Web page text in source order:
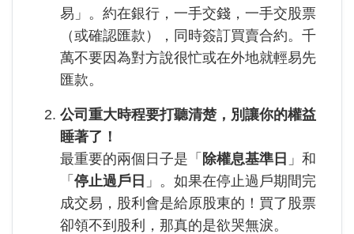
易」。約在銀行，一手交錢，一手交股票
（或確認匯款），同時簽訂買賣合約。千
萬不要因為對方說很忙或在外地就輕易先
匯款。
公司重大時程要打聽清楚，別讓你的權益
睡著了！
最重要的兩個日子是「 除權息基準日 」和
「 停止過戶日 」。如果在停止過戶期間完
成交易，股利會是給原股東的！買了股票
卻領不到股利，那真的是欲哭無淚。